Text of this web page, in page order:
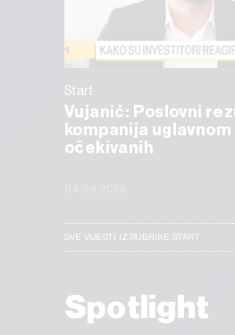
Start
Vujanić: Poslovni
kompanija
očekivanih
SVE VIJESTI IZ RUBRIKE START
Spotlight